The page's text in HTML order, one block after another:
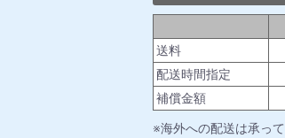
送料
配送時間指定
補償金額
海外への配送は承って